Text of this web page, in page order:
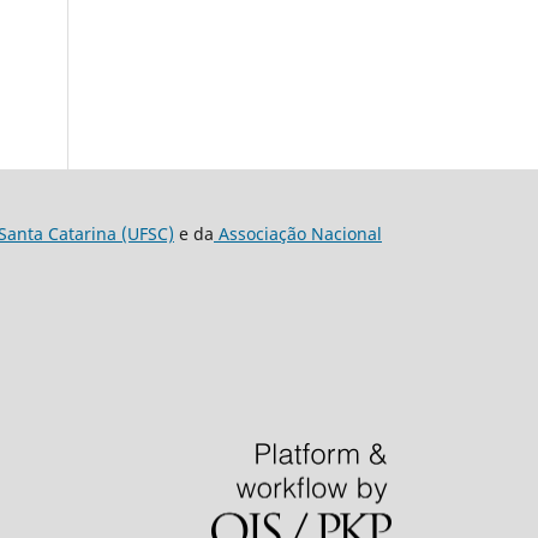
Catarina (UFSC) e da Associação Nacional